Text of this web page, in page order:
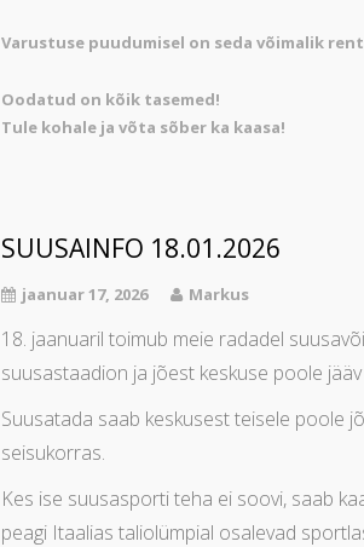
Varustuse puudumisel on seda võimalik
Oodatud on kõik tasemed!
Tule kohale ja võta sõber ka kaasa!
SUUSAINFO 18.01.2026
jaanuar 17, 2026 Markus
18. jaanuaril toimub meie radadel
suusastaadion ja jõest keskuse poole
Suusatada saab keskusest teisele poole
seisukorras.
Kes ise suusasporti teha ei soovi, saab
peagi Itaalias taliolümpial osalevad